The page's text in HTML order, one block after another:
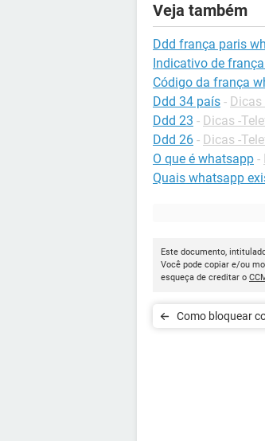
Veja também
Ddd frança paris
Indicativo de
Código da frança
Ddd 34 país - Dicas
Ddd 23 - Dicas -
Ddd 26 - Dicas -
O que é whatsapp -
Quais whatsapp
Este documento,
Você pode copiar e/ou
esqueça de creditar o
Como bloquear